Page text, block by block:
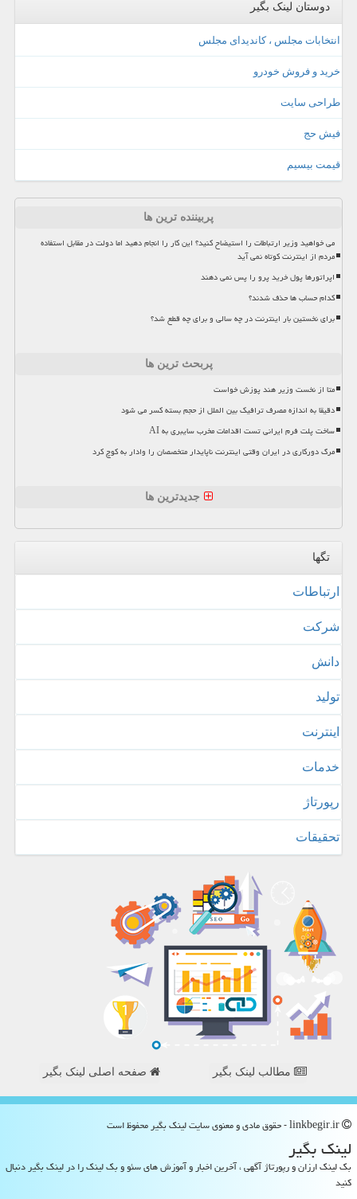
دوستان لینک بگیر
انتخابات مجلس ، کاندیدای مجلس
خرید و فروش خودرو
طراحی سایت
فیش حج
قیمت بیسیم
پربیننده ترین ها
می خواهید وزیر ارتباطات را استیضاح کنید؟ این کار را انجام دهید اما دولت در مقابل استفاده
مردم از اینترنت کوتاه نمی آید
اپراتورها پول خرید پرو را پس نمی دهند
کدام حساب ها حذف شدند؟
برای نخستین بار اینترنت در چه سالی و برای چه قطع شد؟
پربحث ترین ها
متا از نخست وزیر هند پوزش خواست
دقیقا به اندازه مصرف ترافیک بین الملل از حجم بسته کسر می شود
ساخت پلت فرم ایرانی تست اقدامات مخرب سایبری به AI
مرگ دورکاری در ایران وقتی اینترنت ناپایدار متخصصان را وادار به کوچ کرد
جدیدترین ها
تگها
ارتباطات
شركت
دانش
تولید
اینترنت
خدمات
رپورتاژ
تحقیقات
مطالب لینک بگیر صفحه اصلی لینک بگیر
لینك بگیر
بک لینک ارزان و رپورتاژ آگهی ، آخرین اخبار و آموزش های سئو و بک لینک را در لینک بگیر دنبال
کنید